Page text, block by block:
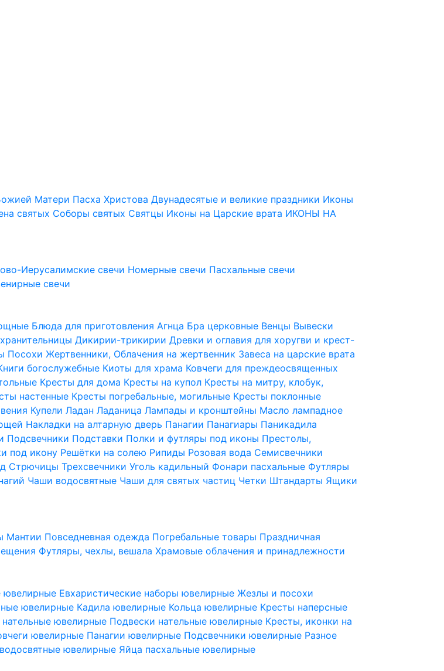
Матери Пасха ХристоваДвунадесятые и великие праздники Иконы
святых Соборы святых Святцы Иконы на Царские врата ИКОНЫ НА
Иерусалимские свечи Номерные свечи Пасхальные свечи
свечи
Блюда для приготовления Агнца Бра церковные Венцы Вывески
Дикирии-трикирииДревки и оглавия для хоругви и крест-
ПосохиЖертвенники, Облачения на жертвенник Завеса на царские врата
богослужебные Киоты для храма Ковчеги для преждеосвященных
Кресты для дома Кресты на купол Кресты на митру, клобук,
настенные Кресты погребальные, могильные Кресты поклонные
КупелиЛаданЛаданицаЛампады и кронштейны Масло лампадное
Накладки на алтарную дверь Панагии Панагиары Паникадила
Подсвечники Подставки Полки и футляры под иконы Престолы,
под икону Решётки на солею Рипиды Розовая вода Семисвечники
СтрючицыТрехсвечникиУголь кадильный Фонари пасхальные Футляры
Чаши водосвятные Чаши для святых частиц Четки Штандарты Ящики
Мантии Повседневная одежда Погребальные товары Праздничная
Футляры, чехлы, вешалаХрамовые облачения и принадлежности
ювелирные Евхаристические наборы ювелирныеЖезлы и посохи
ювелирные Кадила ювелирные Кольца ювелирные Кресты наперсные
ювелирные Подвески нательные ювелирные Кресты, иконки на
ювелирные Панагии ювелирные Подсвечники ювелирные Разное
ювелирные Яйца пасхальные ювелирные